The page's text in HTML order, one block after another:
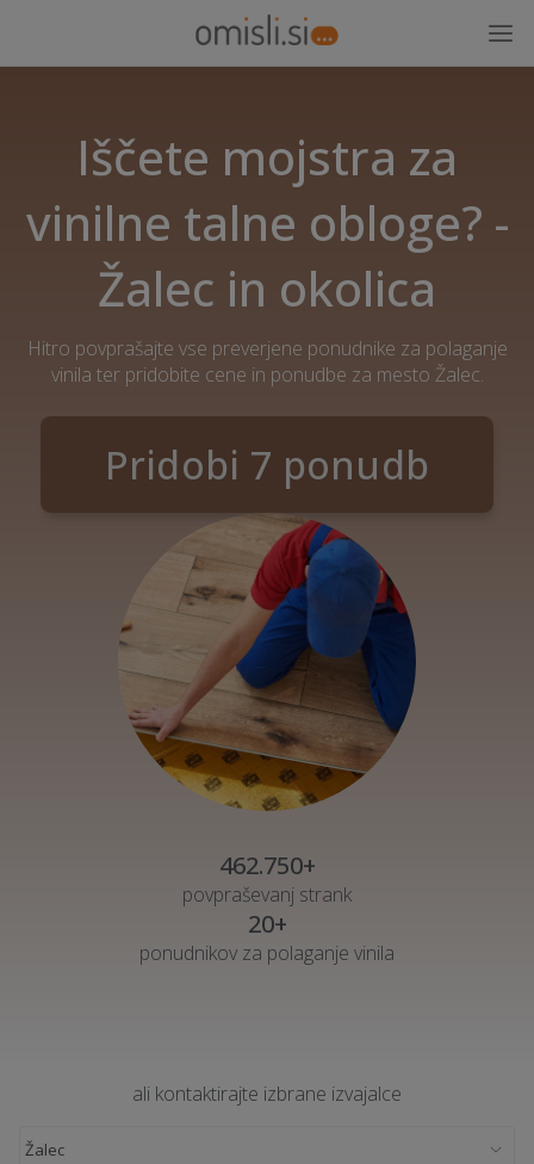
Iščete mojstra za
vinilne talne obloge? -
Žalec in okolica
Hitro povprašajte vse preverjene ponudnike za polaganje
vinila ter pridobite cene in ponudbe za mesto Žalec.
Pridobi 7 ponudb
462.750+
povpraševanj strank
20+
ponudnikov za polaganje vinila
ali kontaktirajte izbrane izvajalce